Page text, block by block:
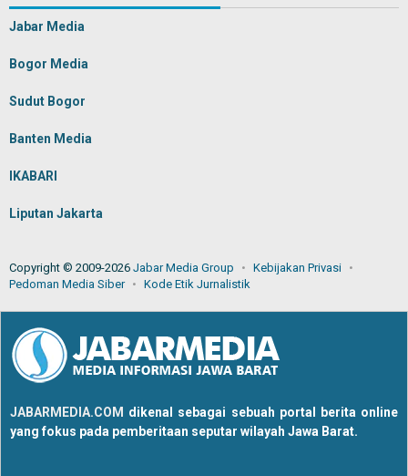
Jabar Media
Bogor Media
Sudut Bogor
Banten Media
IKABARI
Liputan Jakarta
Copyright © 2009-2026 Jabar Media Group
Kebijakan Privasi
Pedoman Media Siber
Kode Etik Jurnalistik
JABARMEDIA.COM dikenal sebagai sebuah portal berita online
yang fokus pada pemberitaan seputar wilayah Jawa Barat.